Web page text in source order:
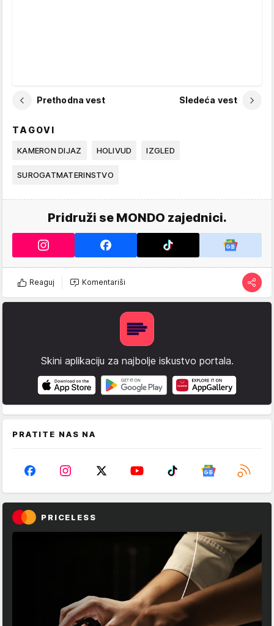
Prethodna vest Sledeća vest
TAGOVI
KAMERON DIJAZ HOLIVUD IZGLED
SUROGATMATERINSTVO
Pridruži se MONDO zajednici.
Reaguj Komentariši
Skini aplikaciju za najbolje iskustvo portala.
PRATITE NAS NA
PRICELESS